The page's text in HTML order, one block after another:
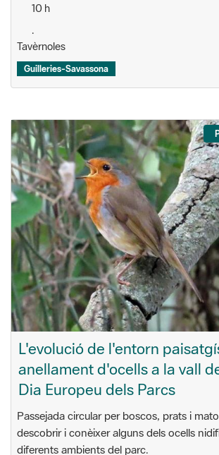
10 h
.
Tavèrnoles
Guilleries-Savassona
L'evolució de l'entorn
anellament d'ocells a la vall
Dia Europeu dels Parcs
Passejada circular per boscos, prats i
descobrir i conèixer alguns dels ocells
diferents ambients del parc.